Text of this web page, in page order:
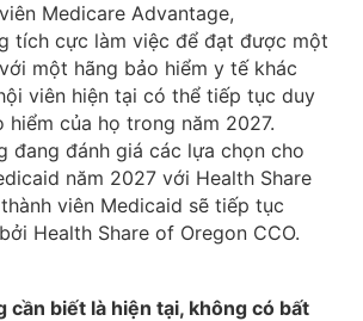
Medicare Advantage,
tích cực làm việc để đạt được một
một hãng bảo hiểm y tế khác
viên hiện tại có thể tiếp tục duy
của họ trong năm 2027.
đang đánh giá các lựa chọn cho
năm 2027 với Health Share
viên Medicaid sẽ tiếp tục
Health Share of Oregon CCO.
cần biết là hiện tại, không có bất